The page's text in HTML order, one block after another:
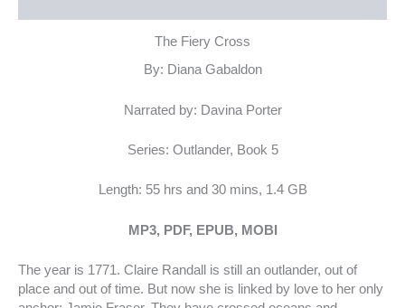
The Fiery Cross
By: Diana Gabaldon
Narrated by: Davina Porter
Series: Outlander, Book 5
Length: 55 hrs and 30 mins, 1.4 GB
MP3, PDF, EPUB, MOBI
The year is 1771. Claire Randall is still an outlander, out of
place and out of time. But now she is linked by love to her only